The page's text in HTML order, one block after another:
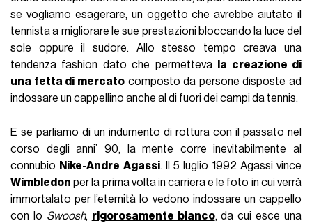
se vogliamo esagerare, un oggetto che avrebbe aiutato il
tennista a migliorare le sue prestazioni bloccando la luce del
sole oppure il sudore. Allo stesso tempo creava una
tendenza fashion dato che permetteva
la creazione di
una fetta di mercatocomposto da persone disposte ad
indossare un cappellino anche al di fuori dei campi da tennis.
E se parliamo di un indumento di rottura con il passato nel
corso degli anni’ 90, la mente corre inevitabilmente al
connubio Nike-Andre Agassi. Il 5 luglio 1992 Agassi vince
Wimbledon per la prima volta in carriera e le foto in cui verrà
immortalato per l’eternità lo vedono indossare un cappello
con lo Swoosh, rigorosamente bianco, da cui esce una